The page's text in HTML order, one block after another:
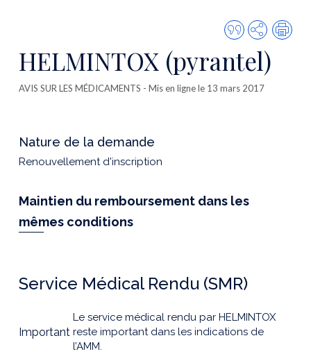
Citer
cette
publication
Partager
HELMINTOX (pyrantel)
AVIS SUR LES MÉDICAMENTS - Mis en ligne le 13 mars 2017
Nature de la demande
Renouvellement d'inscription
Maintien du remboursement dans les
mêmes conditions
Service Médical Rendu (SMR)
Important
Le service médical rendu par HELMINTOX
reste important dans les indications de
l’AMM.